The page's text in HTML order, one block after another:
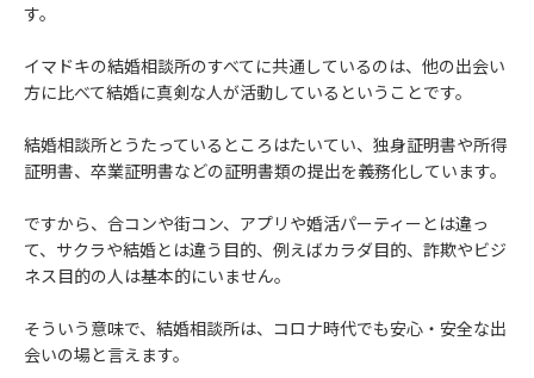
す。
イマドキの結婚相談所のすべてに共通しているのは、他の出会い
方に比べて結婚に真剣な人が活動しているということです。
結婚相談所とうたっているところはたいてい、独身証明書や所得
証明書、卒業証明書などの証明書類の提出を義務化しています。
ですから、合コンや街コン、アプリや婚活パーティーとは違っ
て、サクラや結婚とは違う目的、例えばカラダ目的、詐欺やビジ
ネス目的の人は基本的にいません。
そういう意味で、結婚相談所は、コロナ時代でも安心・安全な出
会いの場と言えます。